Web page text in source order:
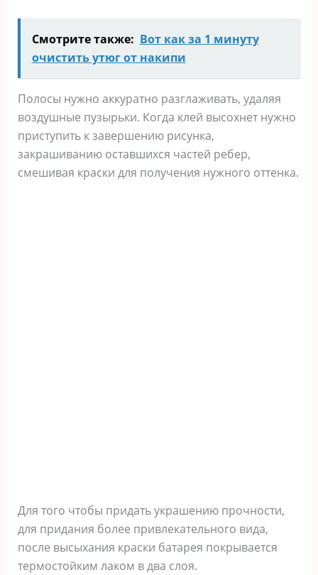
Смотрите также: Вот как за 1 минуту
очистить утюг от накипи
Полосы нужно аккуратно разглаживать, удаляя
воздушные пузырьки. Когда клей высохнет нужно
приступить к завершению рисунка,
закрашиванию оставшихся частей ребер,
смешивая краски для получения нужного оттенка.
Для того чтобы придать украшению прочности,
для придания более привлекательного вида,
после высыхания краски батарея покрывается
термостойким лаком в два слоя.